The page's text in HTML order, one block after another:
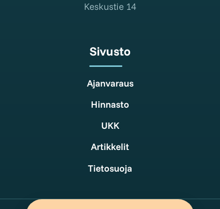
Keskustie 14
Sivusto
Ajanvaraus
Hinnasto
UKK
Artikkelit
Tietosuoja